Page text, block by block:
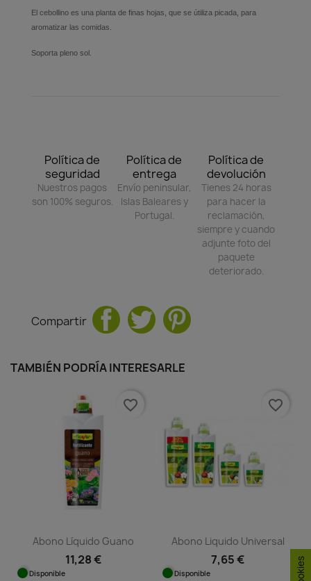
El cebollino es una planta de finas hojas, que se útiliza picada, para
aromatizar las comidas.
Soporta pleno sol.
Política de
seguridad
Nuestros pagos
son 100% seguros.
Política de
entrega
Envío peninsular,
Islas Baleares y
Portugal.
Política de
devolución
Tienes 24 horas
para hacer la
reclamación,
siempre y cuando
adjunte foto del
paquete
deteriorado.
Compartir
TAMBIÉN PODRÍA INTERESARLE
Abono Líquido Guano
11,28 €
Disponible
favorite_border
Abono Liquido Universal
7,65 €
Disponible
favorite_border